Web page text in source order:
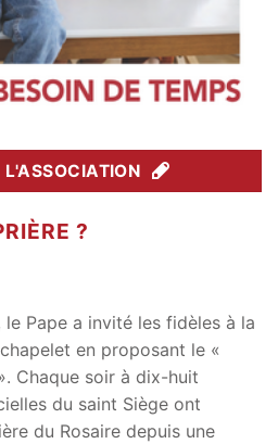
L'ASSOCIATION
?
Pape a invité les fidèles à la
en proposant le «
Chaque soir à dix-huit
du saint Siège ont
du Rosaire depuis une